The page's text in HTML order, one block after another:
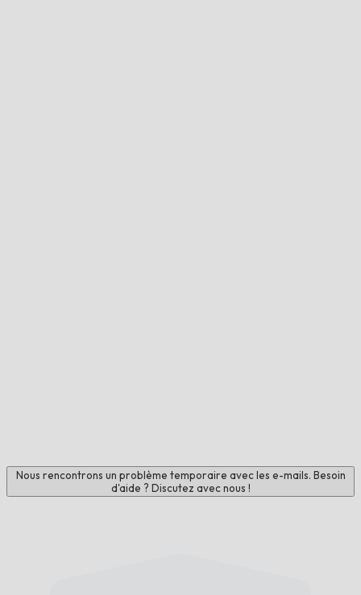
Nous rencontrons un problème temporaire avec les e-mails. Besoin
d'aide ? Discutez avec nous !